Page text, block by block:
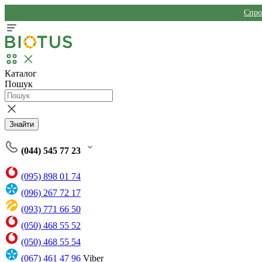
Каталог
Пошук
Знайти
(044) 545 77 23
(095) 898 01 74
(096) 267 72 17
(093) 771 66 50
(050) 468 55 52
(050) 468 55 54
(067) 461 47 96 Viber